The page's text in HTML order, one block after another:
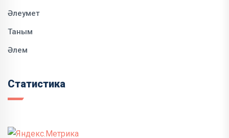
Әлеумет
Таным
Әлем
Статистика